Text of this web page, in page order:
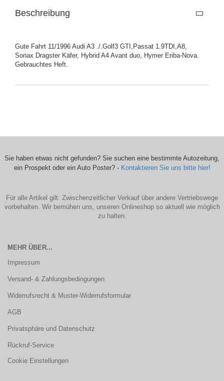
Beschreibung
Gute Fahrt 11/1996 Audi A3 ./.Golf3 GTI,Passat 1.9TDI,A8,
Sonax Dragster Käfer, Hybrid A4 Avant duo, Hymer Eriba-Nova.
Gebrauchtes Heft.
Sie haben etwas nicht gefunden? Sie suchen eine bestimmte Autozeitung,
ein Prospekt oder ein Auto Poster? - Kontaktieren Sie uns bitte hier!
Für alle Artikel gilt: Zwischenzeitlicher Verkauf über andere Vertriebswege
vorbehalten. Wir bemühen uns, unseren Onlineshop so aktuell wie möglich
zu halten.
MEHR ÜBER...
Impressum
Versand- & Zahlungsbedingungen
Widerrufsrecht & Muster-Widerrufsformular
AGB
Privatsphäre und Datenschutz
Rückruf-Service
Cookie Einstellungen